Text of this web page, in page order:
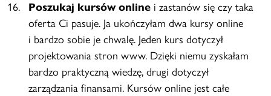
Poszukaj kursów online i zastanów się czy taka
oferta Ci pasuje. Ja ukończyłam dwa kursy online
i bardzo sobie je chwalę. Jeden kurs dotyczył
projektowania stron www. Dzięki niemu zyskałam
bardzo praktyczną wiedzę, drugi dotyczył
zarządzania finansami. Kursów online jest całe